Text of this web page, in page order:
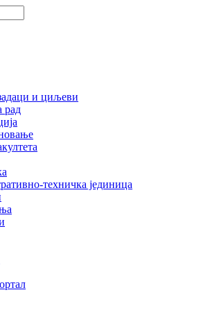
и циљеви
рад
техничка јединица